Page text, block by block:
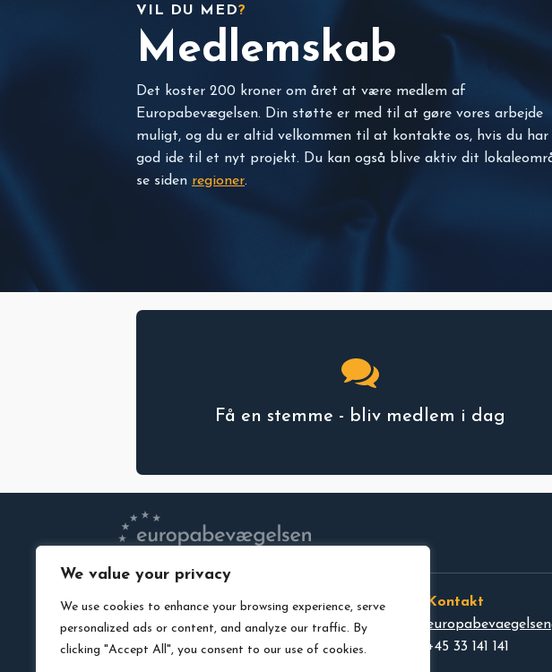
We value your privacy
We use cookies to enhance your browsing experience, serve
personalized ads or content, and analyze our traffic. By
clicking "Accept All", you consent to our use of cookies.
VIL DU MED?
Medlemskab
Det koster 200 kroner om året at være medlem af
Europabevægelsen. Din støtte er med til at gøre vores arbejde
muligt, og du er altid velkommen til at kontakte os, hvis du har
god ide til et nyt projekt. Du kan også blive aktiv dit
se siden regioner.
Få en stemme - bliv medlem i dag
VEDTÆGTER
PRIVATLIVSPOLITIK
MEDLEMSLOGIN
Kontakt
+45 33 141 141